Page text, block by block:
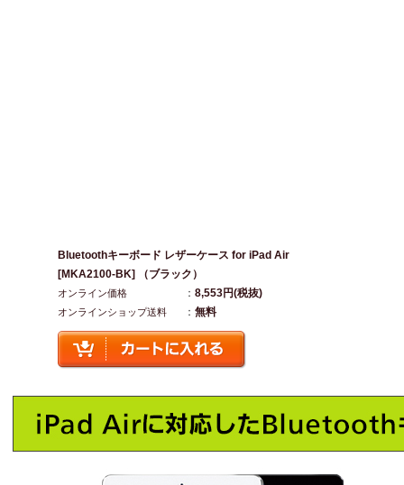
Bluetoothキーボード レザーケース for iPad Air
[MKA2100-BK] （ブラック）
オンライン価格 ： 8,553円(税抜)
オンラインショップ送料 ： 無料